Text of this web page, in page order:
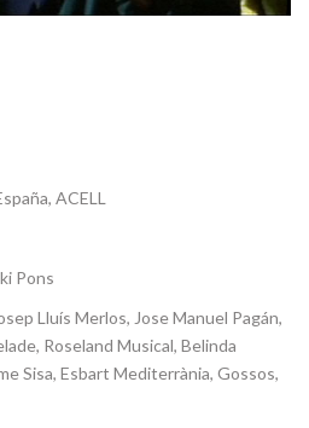
ACELL
Pons
Lluís Merlos, Jose Manuel Pagán,
Roseland Musical, Belinda
Sisa, Esbart Mediterrània, Gossos,